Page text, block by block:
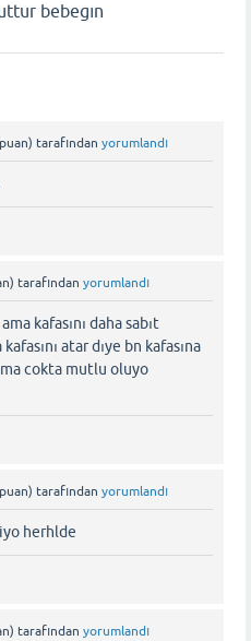
bebegın
puan) tarafından yorumlandı
tarafından yorumlandı
kafasını daha sabıt
atar dıye bn kafasına
cokta mutlu oluyo
puan) tarafından yorumlandı
herhlde
tarafından yorumlandı